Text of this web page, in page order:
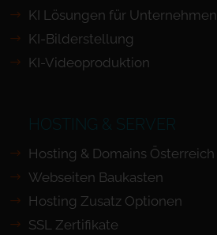
KI Lösungen für Unternehmen
KI-Bilderstellung
KI-Videoproduktion
HOSTING & SERVER
Hosting & Domains Österreich
Webseiten Baukasten
Hosting Zusatz Optionen
SSL Zertifikate